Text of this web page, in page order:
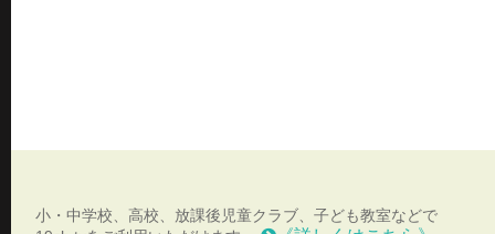
小・中学校、高校、放課後児童クラブ、子ども教室などで